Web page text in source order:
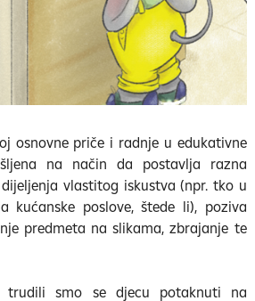
osnovne priče i radnje u edukativne
na način da postavlja razna
vlastitog iskustva (npr. tko u
kućanske poslove, štede li), poziva
predmeta na slikama, zbrajanje te
trudili smo se djecu potaknuti na